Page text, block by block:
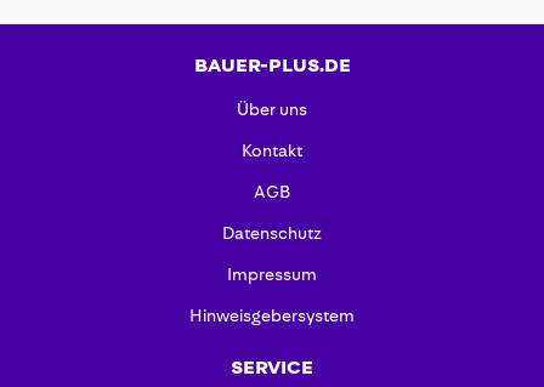
BAUER-PLUS.DE
Über uns
Kontakt
AGB
Datenschutz
Impressum
Hinweisgebersystem
SERVICE